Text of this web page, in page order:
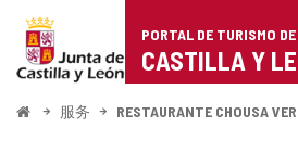
Portal
de
Turismo
PORTAL DE TURISMO DE
CASTILLA Y
开
服务 RESTAURANTE CHOUSA